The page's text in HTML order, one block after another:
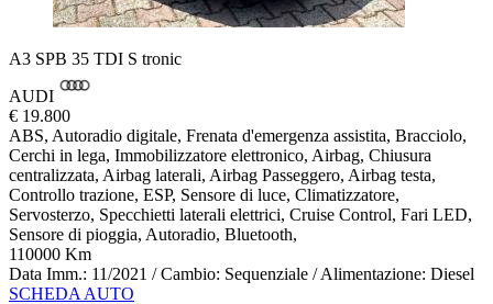
A3 SPB 35 TDI S tronic
AUDI
€ 19.800
ABS, Autoradio digitale, Frenata d'emergenza assistita, Bracciolo,
Cerchi in lega, Immobilizzatore elettronico, Airbag, Chiusura
centralizzata, Airbag laterali, Airbag Passeggero, Airbag testa,
Controllo trazione, ESP, Sensore di luce, Climatizzatore,
Servosterzo, Specchietti laterali elettrici, Cruise Control, Fari LED,
Sensore di pioggia, Autoradio, Bluetooth,
110000 Km
Data Imm.: 11/2021 / Cambio: Sequenziale / Alimentazione: Diesel
SCHEDA AUTO